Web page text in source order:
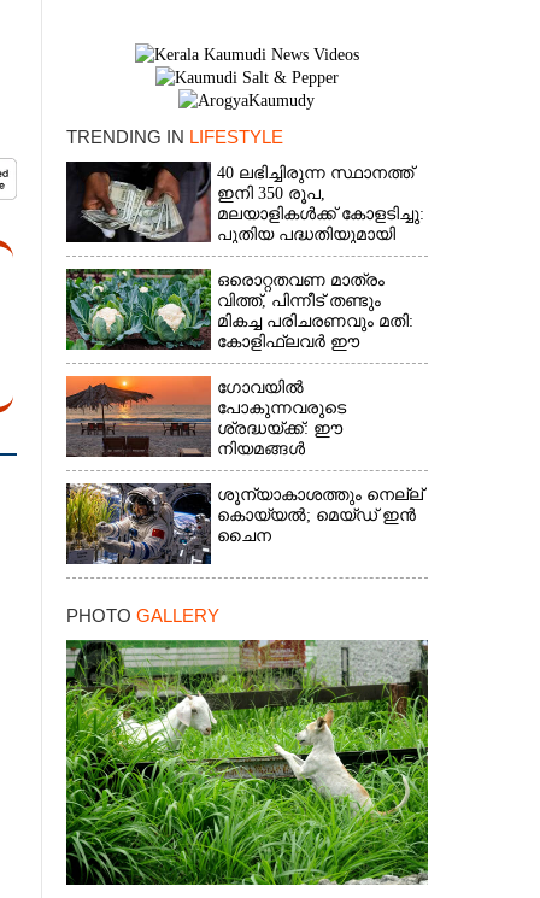
TRENDING IN LIFESTYLE
40 ലഭിച്ചിരുന്ന സ്ഥാനത്ത്
ഇനി 350 രൂപ,
മലയാളികൾക്ക് കോളടിച്ചു:
പുതിയ പദ്ധതിയുമായി
നാളികേര ബോർഡ്
ഒരൊറ്റതവണ മാത്രം
വിത്ത്, പിന്നീട് തണ്ടും
മികച്ച പരിചരണവും മതി:
കോളിഫ്ലവർ ഈ
രീതിയിലും കൃഷിചെയ്യാം
ഗോവയിൽ
പോകുന്നവരുടെ
ശ്രദ്ധയ്ക്ക്: ഈ
നിയമങ്ങൾ
പാലിക്കാത്തവർക്ക്
ഇനിമുതൽ ഒരു ലക്ഷം
രൂപവരെ പിഴ
ശൂന്യാകാശത്തും നെല്ല്
കൊയ്യൽ; മെയ്‌ഡ് ഇൻ
ചൈന
PHOTO GALLERY